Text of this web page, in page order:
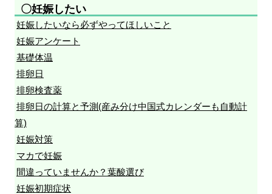
〇妊娠したい
妊娠したいなら必ずやってほしいこと
妊娠アンケート
基礎体温
排卵日
排卵検査薬
排卵日の計算と予測(産み分け中国式カレンダーも自動計
算)
妊娠対策
マカで妊娠
間違っていませんか？葉酸選び
妊娠初期症状